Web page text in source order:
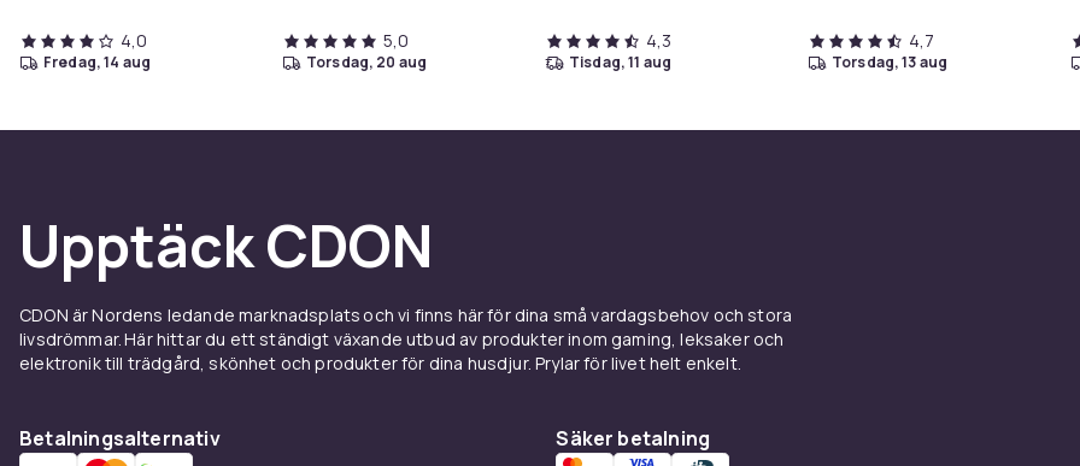
4,0
fredag, 14 aug
5,0
torsdag, 20 aug
4,3
tisdag, 11 aug
4,7
torsdag, 13 aug
Upptäck CDON
CDON är Nordens ledande marknadsplats och vi finns här för dina små vardagsbehov och stora
livsdrömmar. Här hittar du ett ständigt växande utbud av produkter inom gaming, leksaker och
elektronik till trädgård, skönhet och produkter för dina husdjur. Prylar för livet helt enkelt.
Betalningsalternativ Säker betalning